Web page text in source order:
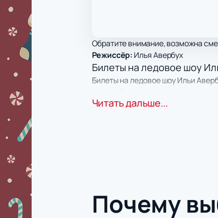
Обратите внимание, возможна
Режиссёр: Илья Авербух
Билеты на ледовое шоу
Билеты на ледовое шоу Ильи
атмосферу новогодней сказки.
На льду выступят Олимпийская
Максим Ставиский. Вместе с
Ледовая арена и комфорт
ДС «Олимпийский» —
Читать дальше...
Почему